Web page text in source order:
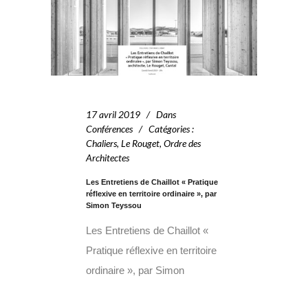
17 avril 2019
Dans
Conférences
Catégories:
Chaliers, Le Rouget, Ordre des
Architectes
Les Entretiens de Chaillot « Pratique
réflexive en territoire ordinaire », par
Simon Teyssou
Les Entretiens de Chaillot «
Pratique réflexive en territoire
ordinaire », par Simon